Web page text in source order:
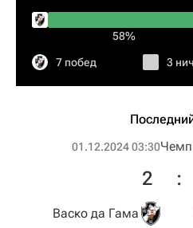
58%
7 побед 3
01.12.2024 03:30
Васко да Гама
2 :